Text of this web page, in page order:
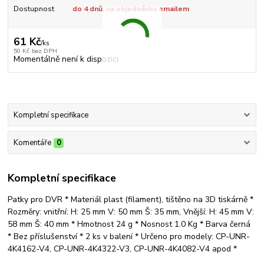
Dostupnost do 4 dnů, na objednávku emailem
61 Kč/ks
50 Kč bez DPH
Momentálně není k dispozici
Kompletní specifikace
Komentáře 0
Kompletní specifikace
Patky pro DVR * Materiál plast (filament), tištěno na 3D tiskárně *
Rozměry: vnitřní: H: 25 mm V: 50 mm Š: 35 mm, Vnější: H: 45 mm V:
58 mm Š: 40 mm * Hmotnost 24 g * Nosnost 1.0 Kg * Barva černá
* Bez příslušenství * 2 ks v balení * Určeno pro modely:CP-UNR-
4K4162-V4, CP-UNR-4K4322-V3, CP-UNR-4K4082-V4 apod *